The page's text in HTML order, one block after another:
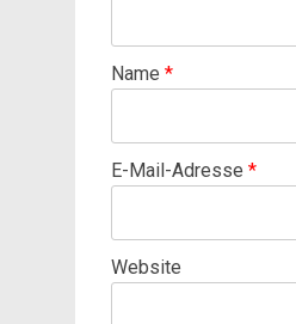
Name *
E-Mail-Adresse *
Website